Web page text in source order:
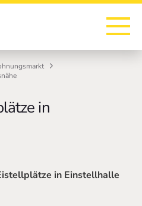
in
in Einstellhalle